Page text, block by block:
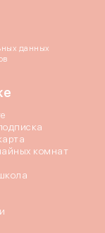
данных
комнат